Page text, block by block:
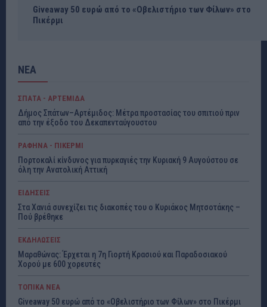
Giveaway 50 ευρώ από το «Οβελιστήριο των Φίλων» στο
Πικέρμι
ΝΕΑ
ΣΠΑΤΑ - ΑΡΤΕΜΙΔΑ
Δήμος Σπάτων–Αρτέμιδος: Μέτρα προστασίας του σπιτιού πριν
από την έξοδο του Δεκαπενταύγουστου
ΡΑΦΗΝΑ - ΠΙΚΕΡΜΙ
Πορτοκαλί κίνδυνος για πυρκαγιές την Κυριακή 9 Αυγούστου σε
όλη την Ανατολική Αττική
ΕΙΔΗΣΕΙΣ
Στα Χανιά συνεχίζει τις διακοπές του ο Κυριάκος Μητσοτάκης –
Πού βρέθηκε
ΕΚΔΗΛΩΣΕΙΣ
Μαραθώνας: Έρχεται η 7η Γιορτή Κρασιού και Παραδοσιακού
Χορού με 600 χορευτές
ΤΟΠΙΚΑ ΝΕΑ
Giveaway 50 ευρώ από το «Οβελιστήριο των Φίλων» στο Πικέρμι